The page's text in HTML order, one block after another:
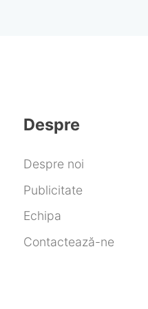
Despre
Despre noi
Publicitate
Echipa
Contactează-ne